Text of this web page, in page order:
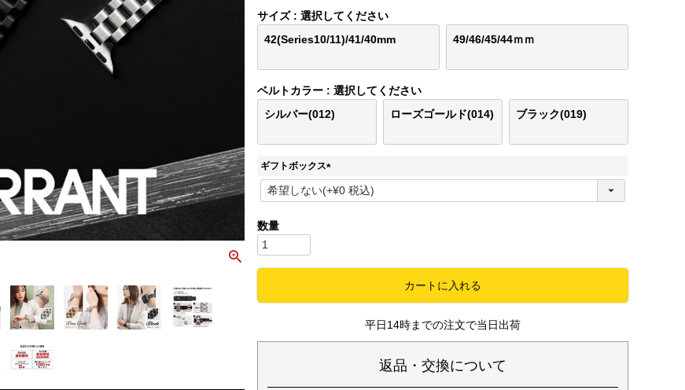
サイズ
選択してください
42(Series10/11)/41/40mm
49/46/45/44ｍｍ
ベルトカラー
選択してください
シルバー(012)
ローズゴールド(014) ブラック(019)
ギフトボックス
(
必
カートに入れる
平日14時までの注文で当日出荷
返品・交換について